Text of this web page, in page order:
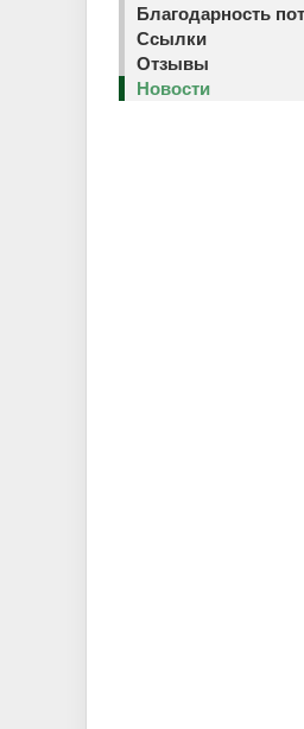
Благодарность
Ссылки
Отзывы
Новости